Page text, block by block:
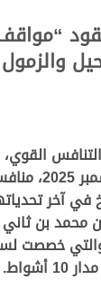
والزمول
الأربعاء
آخر
بن ثاني
والتي خصصت